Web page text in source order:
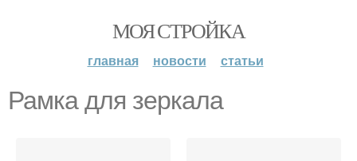
МОЯ СТРОЙКА
главная новости статьи
Рамка для зеркала